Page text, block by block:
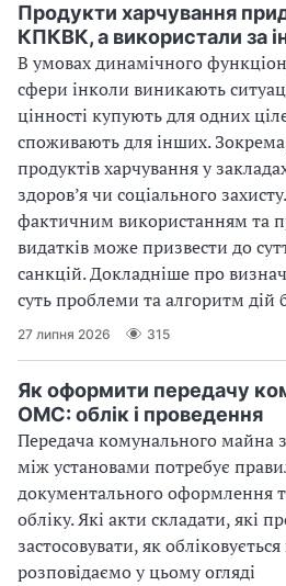
Продукти харчування
КПКВК, а використали за
В умовах динамічного
сфери інколи виникають
цінності купують для одних
споживають для інших.
продуктів харчування у
здоров’я чи соціального
фактичним використанням та
видатків може призвести до
санкцій. Докладніше про
суть проблеми та алгоритм дій
27 липня 2026 315
Як оформити передачу
ОМС: облік і проведення
Передача комунального майна
між установами потребує
документального оформлення
обліку. Які акти складати, які
застосовувати, як
розповідаємо у цьому огляді